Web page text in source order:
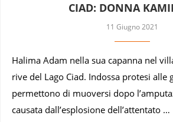
CIAD: DONNA
11 Giugno 2021
Halima Adam nella sua capanna nel
rive del Lago Ciad. Indossa protesi alle
permettono di muoversi dopo
causata dall’esplosione dell’attentato …